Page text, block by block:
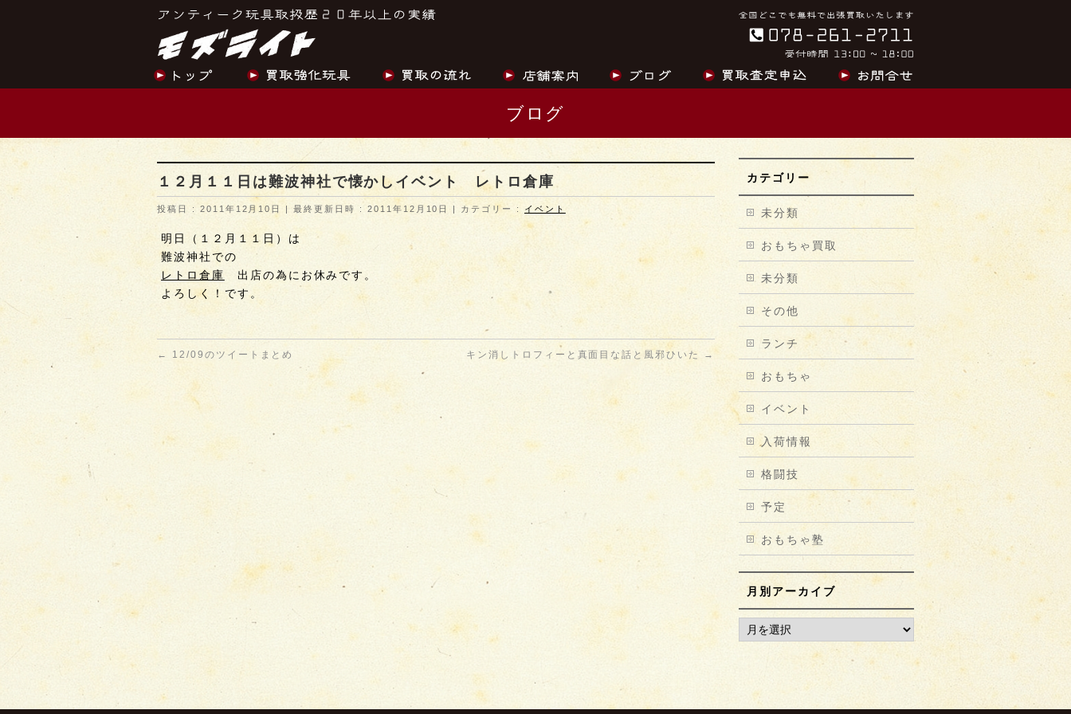
ブログ
１２月１１日は難波神社で懐かしイベント レトロ倉庫
投稿日 : 2011年12月10日 最終更新日時 : 2011年12月10日 カテゴリー : イベント
明日（１２月１１日）は
難波神社での
レトロ倉庫
出店の為にお休みです。
よろしく！です。
← 12/09のツイートまとめ キン消しトロフィーと真面目な話と風邪ひいた →
カテゴリー
未分類
おもちゃ買取
未分類
その他
ランチ
おもちゃ
イベント
入荷情報
格闘技
予定
おもちゃ塾
月別アーカイブ